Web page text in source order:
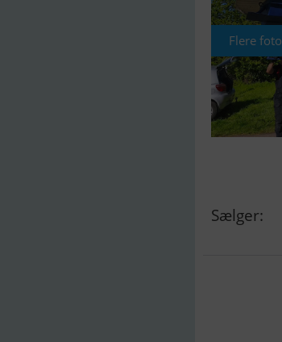
Flere foto
Sælger: